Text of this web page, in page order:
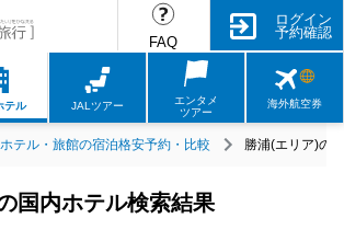
FAQ
ログイン
予約確認
テル JALツアー
エンタメ
ツアー
海外航空券
テル・旅館の宿泊格安予約・比較 勝浦(エリア)の
国内ホテル検索結果